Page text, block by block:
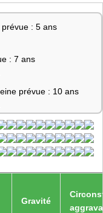
: 5 ans
: 7 ans
prévue : 10 ans
Gravité